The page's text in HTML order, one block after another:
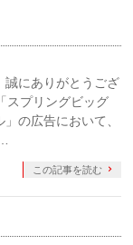
誠にありがとうござ
スプリングビッグ
の広告において、
この記事を読む